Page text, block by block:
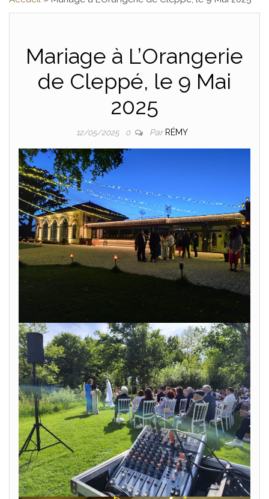
SPEAKER,
Mariage à L’Orangerie
de Cleppé, le 9 Mai
2025
12/05/2025 0 Par RÉMY